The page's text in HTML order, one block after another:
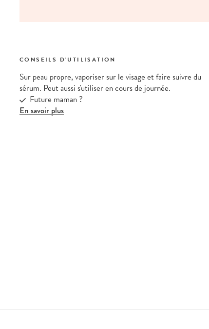
CONSEILS D'UTILISATION
Sur peau propre, vaporiser sur le visage et faire suivre du
sérum. Peut aussi s'utiliser en cours de journée.
Future maman ?
En savoir plus